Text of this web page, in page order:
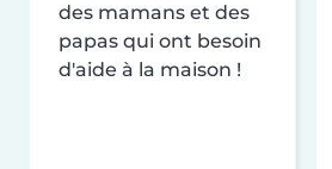
des mamans et des
papas qui ont besoin
d'aide à la maison !